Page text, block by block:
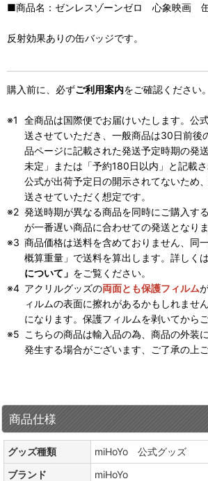
■商品名：ゼンレスゾーンゼロ 心象映画
反射効果ありの缶バッジです。
購入前に、必ずご利用案内をご確認ください。
全商品は国際便でお届けいたします。公
送させていただき、一般商品は30日前後
品ページに記載された発送予定時期の発
未定」または「予約180日以内」と記載さ
公式が出荷予定日の開示されてないため
送させていただく想定です。
発送時期が異なる商品を同時にご購入す
が一番遅い商品に合わせての発送となりま
商品価格は送料を含めておりません、同
概算重量」で送料を算出します。詳しく
について」 をご覧ください。
アクリルグッズの両面とも保護フィルム
ィルムの表面に擦れがあるかもしれませ
になります。保護フィルムを剥いてから
こちらの商品は輸入品の為、商品の外装
発生する場合がございます、ご了承の上
商品仕様
グッズ種類
miHoYo 公式グッズ
ブランド
miHoYo